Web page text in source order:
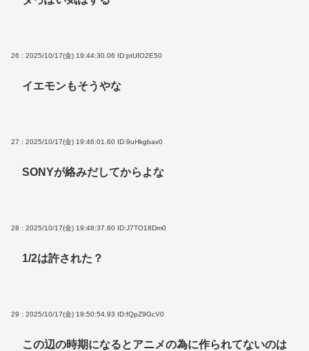
26 : 2025/10/17(金) 19:44:30.06 ID:ptUIO2E50
イエモンもそうやな
27 : 2025/10/17(金) 19:46:01.60 ID:9uHkgbav0
SONYが絡みだしてからよな
28 : 2025/10/17(金) 19:48:37.60 ID:J7TO18Dm0
1/2は許された？
29 : 2025/10/17(金) 19:50:54.93 ID:fQpZ9GcV0
この辺の時期になるとアニメの為に作られてないのは